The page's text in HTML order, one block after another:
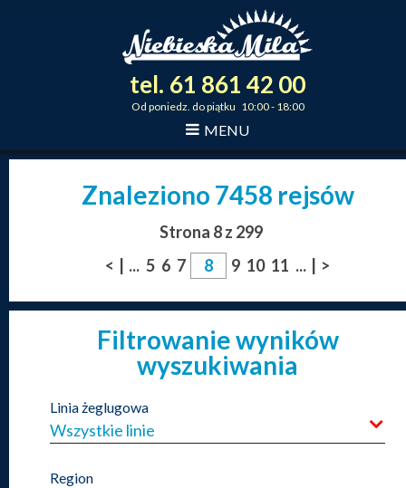
tel. 61 861 42 00
Od poniedz. do piątku 10:00 - 18:00
MENU
Znaleziono 7458 rejsów
Strona 8 z 299
<
... 5 6 7 9 10 11 ... >
Filtrowanie wyników
wyszukiwania
Linia żeglugowa
Wszystkie linie
Region